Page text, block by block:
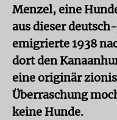
Menzel, eine
aus dieser
emigrierte 1938
dort den
eine originär
Überraschung
keine Hunde.